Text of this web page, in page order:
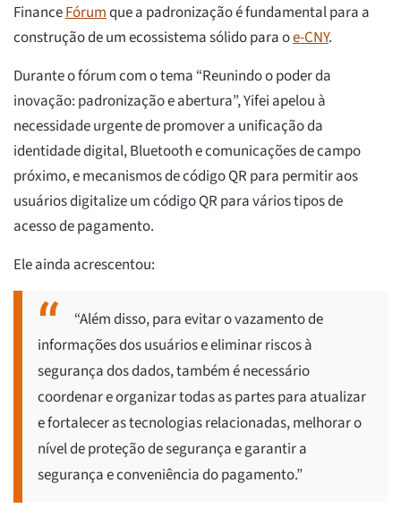
FinanceFórumque a padronização é fundamental para a
construção de um ecossistema sólido para oe-CNY.
Durante o fórum com o tema “Reunindo o poder da
inovação: padronização e abertura”, Yifei apelou à
necessidade urgente de promover a unificação da
identidade digital, Bluetooth e comunicações de campo
próximo, e mecanismos de código QR para permitir aos
usuários digitalize um código QR para vários tipos de
acesso de pagamento.
Ele ainda acrescentou:
“Além disso, para evitar o vazamento de
informações dos usuários e eliminar riscos à
segurança dos dados, também é necessário
coordenar e organizar todas as partes para atualizar
e fortalecer as tecnologias relacionadas, melhorar o
nível de proteção de segurança e garantir a
segurança e conveniência do pagamento.”